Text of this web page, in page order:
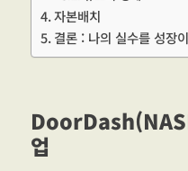
자본배치
결론 : 나의 실수를 성장
업